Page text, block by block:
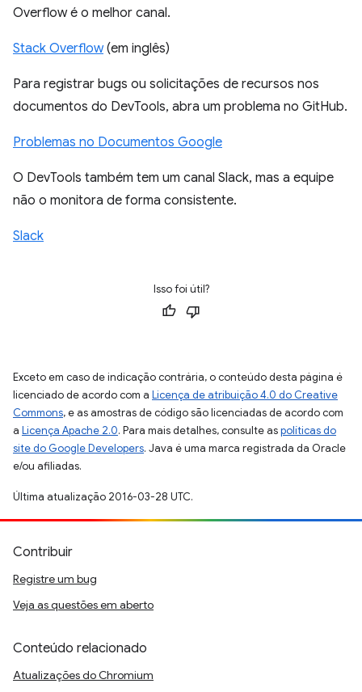
Overflow é o melhor canal.
Stack Overflow(em inglês)
Para registrar bugs ou solicitações de recursos nos
documentos do DevTools, abra um problema no GitHub.
Problemas no Documentos Google
O DevTools também tem um canal Slack, mas a equipe
não o monitora de forma consistente.
Slack
Isso foi útil?
Exceto em caso de indicação contrária, o conteúdo desta página é
licenciado de acordo com a Licença de atribuição 4.0 do Creative
Commons, e as amostras de código são licenciadas de acordo com
a Licença Apache 2.0. Para mais detalhes, consulte aspolíticas do
site do Google Developers. Java é uma marca registrada da Oracle
e/ou afiliadas.
Última atualização 2016-03-28 UTC.
Contribuir
Registre um bug
Veja as questões em aberto
Conteúdo relacionado
Atualizações do Chromium